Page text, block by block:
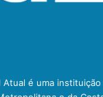
Atual é uma